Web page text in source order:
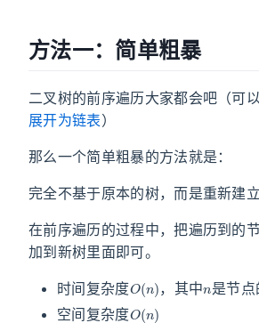
方法一：简单粗暴
二叉树的前序遍历大家都会吧（可
展开为链表）
那么一个简单粗暴的方法就是：
完全不基于原本的树，而是重新建立
在前序遍历的过程中，把遍历到的
加到新树里面即可。
时间复杂度 ，其中 是节
空间复杂度
O (n)